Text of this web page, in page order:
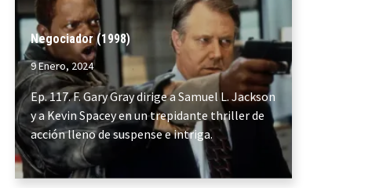
Negociador (1998)
9 Enero, 2024
Ep. 117. F. Gary Gray dirige a Samuel L. Jackson
y a Kevin Spacey en un trepidante thriller de
acción lleno de suspense e intriga.